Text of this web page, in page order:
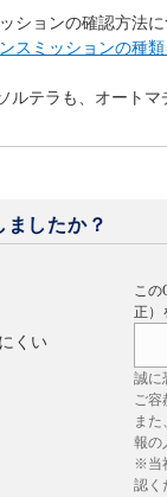
ションの確認方法
スミッションの種類
ルテラも、オートマ
ましたか？
くい
こ
正）
誠に
ご
ま
報の
※当
認く